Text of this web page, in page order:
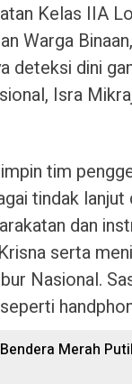
Kelas IIA
Warga
deteksi dini
Isra
tim
tindak lanjut
dan
serta
Nasional.
Merah